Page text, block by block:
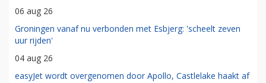
06 aug 26
Groningen vanaf nu verbonden met Esbjerg: 'scheelt zeven
uur rijden'
04 aug 26
easyJet wordt overgenomen door Apollo, Castlelake haakt af